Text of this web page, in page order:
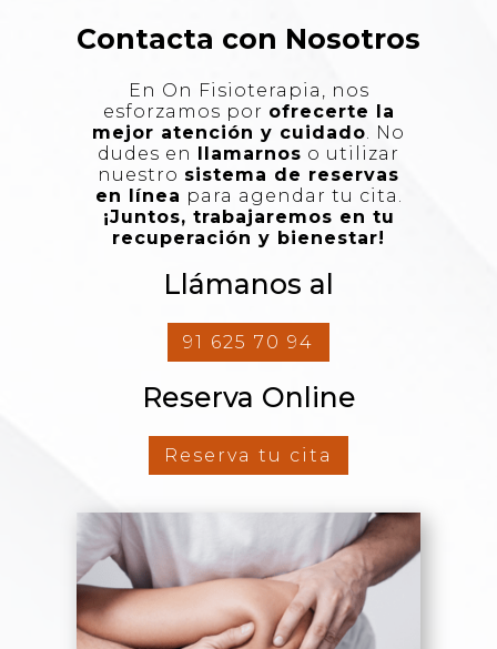
Contacta con Nosotros
En On Fisioterapia, nos
esforzamos por ofrecerte la
mejor atención y cuidado. No
dudes en llamarnos o utilizar
nuestro sistema de reservas
en línea para agendar tu cita.
¡Juntos, trabajaremos en tu
recuperación y bienestar!
Llámanos al
91 625 70 94
Reserva Online
Reserva tu cita